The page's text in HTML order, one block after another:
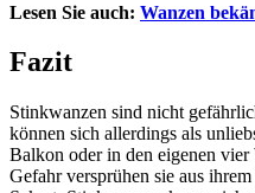
Lesen Sie auch: Wanzen
Fazit
Stinkwanzen sind nicht
können sich allerdings als
Balkon oder in den eigenen
Gefahr versprühen sie aus